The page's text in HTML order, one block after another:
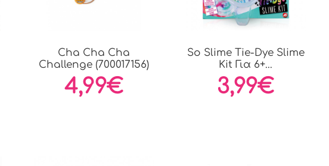
Cha Cha Cha
Challenge (700017156)
4,99€
So Slime Tie-Dye Slime
Kit Για 6+...
3,99€